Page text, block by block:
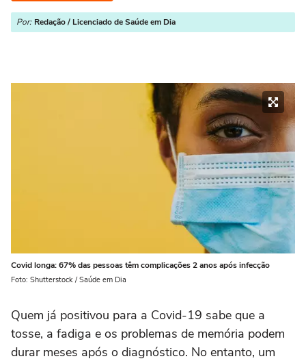
Por: Redação / Licenciado de Saúde em Dia
Covid longa: 67% das pessoas têm complicações 2 anos após infecção
Foto: Shutterstock / Saúde em Dia
Quem já positivou para a Covid-19 sabe que a
tosse, a fadiga e os problemas de memória podem
durar meses após o diagnóstico. No entanto, um